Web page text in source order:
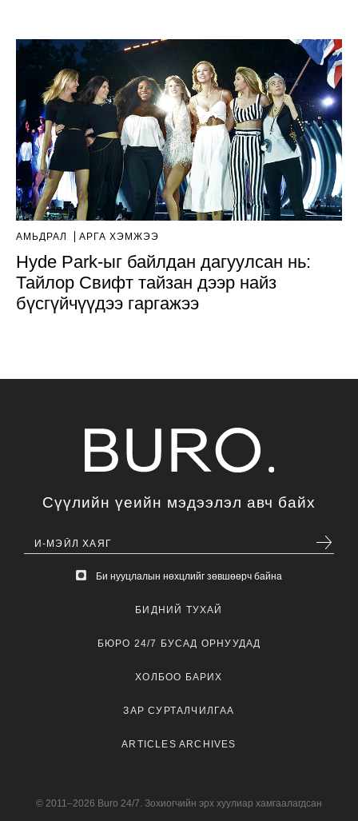
АМЬДРАЛ АРГА ХЭМЖЭЭ
Hyde Park-ыг байлдан дагуулсан нь:
Тайлор Свифт тайзан дээр найз
бүсгүйчүүдээ гаргажээ
Сүүлийн үеийн мэдээлэл авч байх
Би нууцлалын нөхцлийг зөвшөөрч байна
БИДНИЙ ТУХАЙ
БЮРО 24/7 БУСАД ОРНУУДАД
ХОЛБОО БАРИХ
ЗАР СУРТАЛЧИЛГАА
ARTICLES ARCHIVES
© 2011–2026 Buro 24/7. Зохиогчийн эрх хуулиар хамгаалагдсан